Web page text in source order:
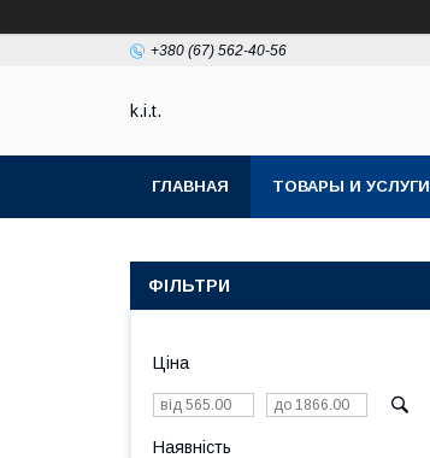
+380 (67) 562-40-56
k.i.t.
ГЛАВНАЯ ТОВАРЫ И УСЛУГИ
ФІЛЬТРИ
Ціна
Наявність